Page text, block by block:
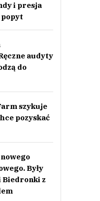
i presja
popyt
audyty
do
szykuje
pozyskać
Były
Biedronki z